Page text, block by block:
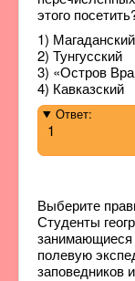
этого
1) Магаданский
2) Тунгусский
3) «Остров
4) Кавказский
Ответ:
1
Выберите
Студенты
занимающиеся
полевую
заповедников